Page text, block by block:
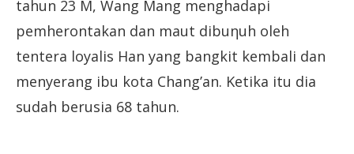
tahun 23 M, Wang Mang menghadapi
pemherontakan dan maut dibuηuh oleh
tentera loyalis Han yang bangkit kembali dan
menyerang ibu kota Chang’an. Ketika itu dia
sudah berusia 68 tahun.